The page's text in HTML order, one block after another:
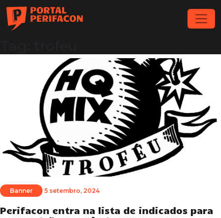
Banner 5 setembro, 2024
Perifacon entra na lista de indicados para